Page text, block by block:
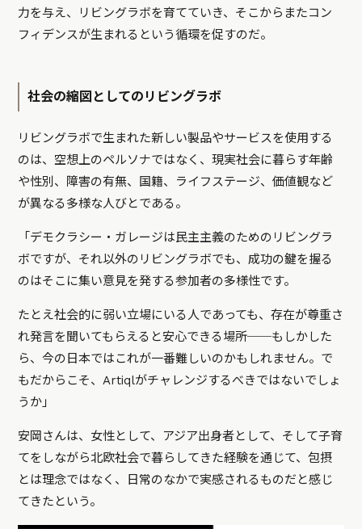
力を与え、リビングラボを育てていき、そこからまたコン
フィデンスが生まれるという循環を促すのだ。
社会の縮図としてのリビングラボ
リビングラボで生まれた新しい製品やサービスを使用する
のは、空想上のペルソナではなく、現実社会に暮らす年齢
や性別、障害の有無、国籍、ライフステージ、価値観など
が異なる多様な人びとである。
「デモクラシー・ガレージは民主主義のためのリビングラ
ボですが、それ以外のリビングラボでも、成功の鍵を握る
のはそこに集い意見を発する参加者の多様性です。
たとえ社会的に弱い立場にいる人であっても、存在が尊重さ
れ発言を聞いてもらえると安心できる場所──もしかした
ら、今の日本ではこれが一番難しいのかもしれません。で
もだからこそ、Artiqlがチャレンジするべきではないでしょ
うか」
安岡さんは、女性として、アジア出身者として、そして子育
てをしながら北欧社会で暮らしてきた経験を通じて、包摂
とは理念ではなく、日常のなかで実感されるものだと感じ
てきたという。